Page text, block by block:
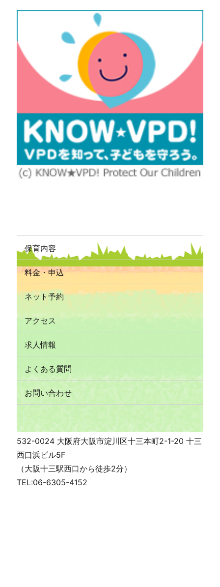
保育内容
料金・申込
ネット予約
アクセス
求人情報
よくある質問
お問い合わせ
532-0024 大阪府大阪市淀川区十三本町2-1-20 十三
西口浜ビル5F
（大阪十三駅西口から徒歩2分）
TEL:06-6305-4152